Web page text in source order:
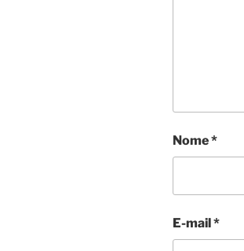
Nome*
E-mail*